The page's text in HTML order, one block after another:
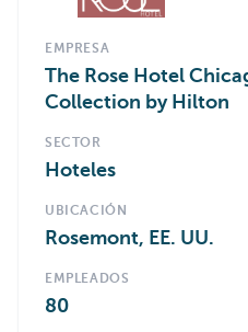
EMPRESA
The Rose Hotel
Collection by Hilton
SECTOR
Hoteles
UBICACIÓN
Rosemont, EE. UU.
EMPLEADOS
80